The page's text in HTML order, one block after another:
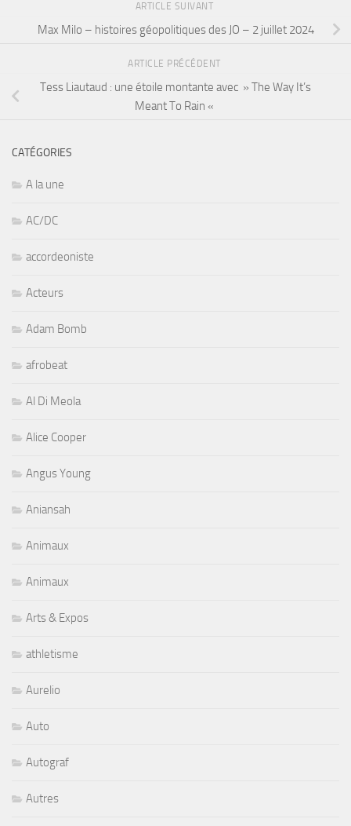
ARTICLE SUIVANT
Max Milo – histoires géopolitiques des JO – 2 juillet 2024
ARTICLE PRÉCÉDENT
Tess Liautaud : une étoile montante avec » The Way It’s
Meant To Rain «
CATÉGORIES
A la une
AC/DC
accordeoniste
Acteurs
Adam Bomb
afrobeat
Al Di Meola
Alice Cooper
Angus Young
Aniansah
Animaux
Animaux
Arts & Expos
athletisme
Aurelio
Auto
Autograf
Autres